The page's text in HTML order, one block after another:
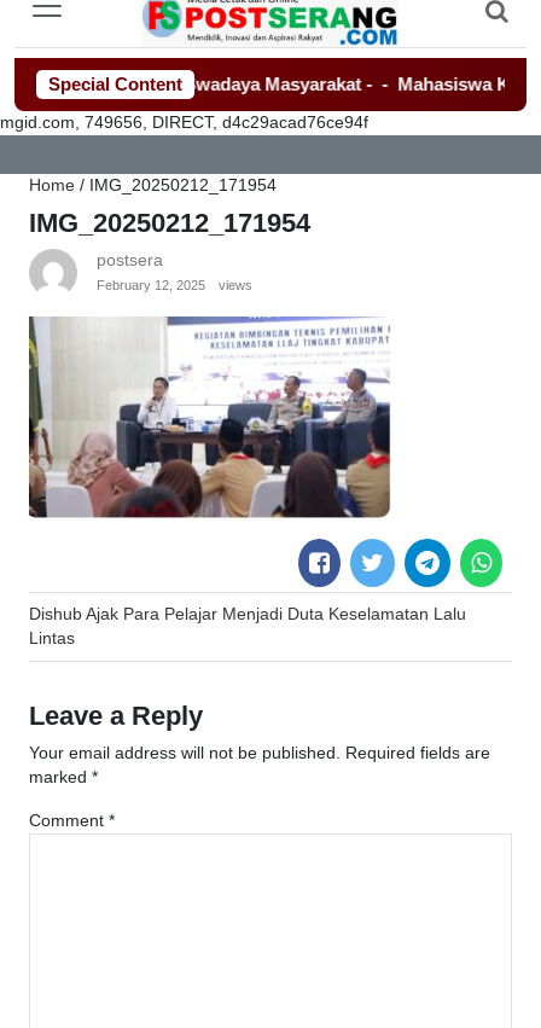
Special Content
Dan Lembaga Swadaya Masyarakat- - Mahasiswa Kembali
mgid.com, 749656, DIRECT, d4c29acad76ce94f
Home / IMG_20250212_171954
IMG_20250212_171954
postsera
February 12, 2025 views
Post
navigation
Dishub Ajak Para Pelajar Menjadi Duta Keselamatan Lalu
Lintas
Leave a Reply
Your email address will not be published. Required fields are
marked *
Comment *